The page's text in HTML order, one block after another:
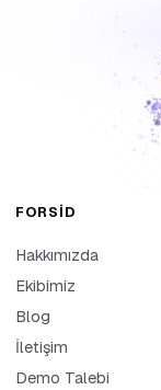
FORSID
Hakkımızda
Ekibimiz
Blog
İletişim
Demo Talebi